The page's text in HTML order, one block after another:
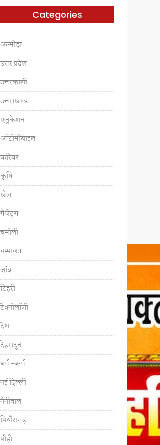
Categories
अल्मोड़ा
उत्तर प्रदेश
उत्तरकाशी
उत्तराखण्ड
एजुकेशन
ऑटोमोबाइल
करियर
कृषि
खेल
गैजेट्स
चमोली
चम्पावत
जॉब
टिहरी
टेक्नोलॉजी
देश
देहरादून
धर्म -कर्म
नई दिल्ली
नैनीताल
पिथौरागढ़
पौड़ी